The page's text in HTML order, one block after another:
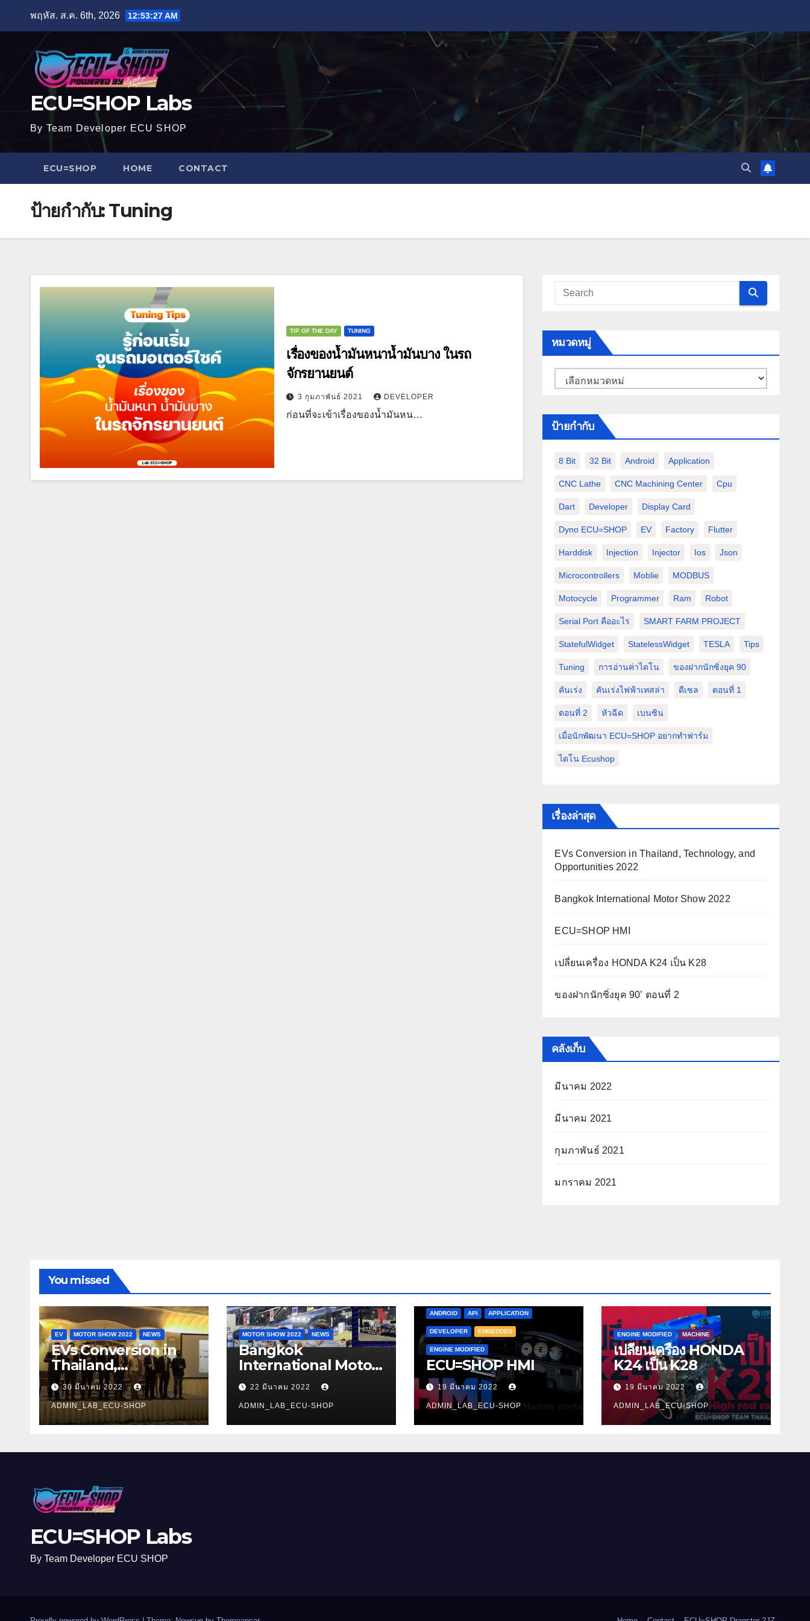
พฤหัส. ส.ค. 6th, 2026 12:53:28 AM
ECU=SHOP Labs
By Team Developer ECU SHOP
ECU=SHOP HOME CONTACT
ป้ายกำกับ:Tuning
TIP OF THE DAY TUNING
เรื่องของน้ำมันหนาน้ำมันบาง ในรถ
จักรยานยนต์
3 กุมภาพันธ์ 2021 DEVELOPER
ก่อนที่จะเข้าเรื่องของน้ำมันหน…
หมวดหมู่
หมวด
ป้ายกำกับ
8 Bit 32 Bit Android Application
CNC Lathe CNC Machining Center Cpu
Dart Developer Display Card
Dyno ECU=SHOP EV Factory Flutter
Harddisk Injection Injector Ios Json
Microcontrollers Moblie MODBUS
Motocycle Programmer Ram Robot
Serial Port คืออะไร SMART FARM PROJECT
StatefulWidget StatelessWidget TESLA Tips
Tuning การอ่านค่าไดโน ของฝากนักซิ่งยุค 90
คันเร่ง คันเร่งไฟฟ้าเทสล่า ดีเซล ตอนที่ 1
ตอนที่ 2 หัวฉีด เบนซิน
เมื่อนักพัฒนา ECU=SHOP อยากทำฟาร์ม
ไดโน Ecushop
เรื่องล่าสุด
EVs Conversion in Thailand, Technology, and
Opportunities 2022
Bangkok International Motor Show 2022
ECU=SHOP HMI
เปลี่ยนเครื่อง HONDA K24 เป็น K28
ของฝากนักซิ่งยุค 90’ ตอนที่ 2
คลังเก็บ
มีนาคม 2022
มีนาคม 2021
กุมภาพันธ์ 2021
มกราคม 2021
You missed
EV MOTOR SHOW 2022 NEWS
EVs Conversion in
Thailand,
Technology, and
Opportunities 2022
30 มีนาคม 2022
ADMIN_LAB_ECU-SHOP
MOTOR SHOW 2022 NEWS
Bangkok
International Motor
Show 2022
22 มีนาคม 2022
ADMIN_LAB_ECU-SHOP
ANDROID API APPLICATION
DEVELOPER EMBEDDED
ENGINE MODIFIED
ECU=SHOP HMI
19 มีนาคม 2022
ADMIN_LAB_ECU-SHOP
ENGINE MODIFIED MACHINE
เปลี่ยนเครื่อง HONDA
K24 เป็น K28
19 มีนาคม 2022
ADMIN_LAB_ECU-SHOP
ECU=SHOP Labs
By Team Developer ECU SHOP